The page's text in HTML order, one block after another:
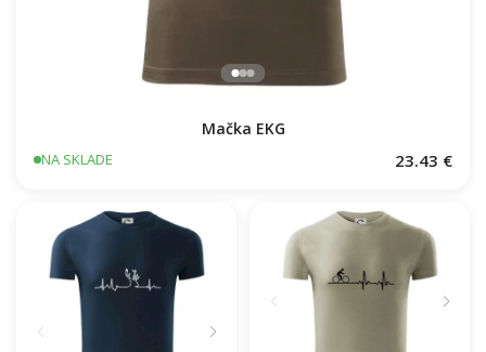
Mačka EKG
NA SKLADE 23.43 €